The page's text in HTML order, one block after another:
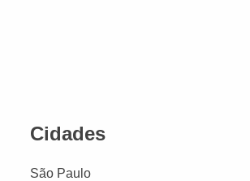
Cidades
São Paulo